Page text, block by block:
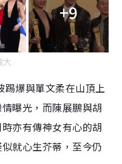
+9
大
爆與單文柔在山頂上
曝光，而陳展鵬與胡
亦有傳神女有心的胡
就心生芥蒂，至今仍